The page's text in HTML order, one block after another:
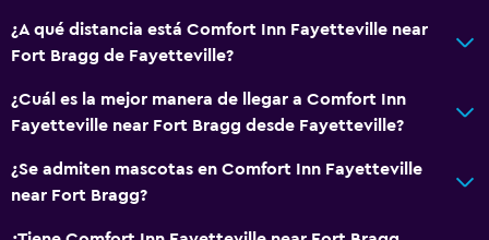
Sistema de entretenimiento
Radio
TV de pantalla plana
TV por cable o vía satélite
TV
¿A qué distancia está Comfort Inn Fayetteville near
Fort Bragg de Fayetteville?
¿Cuál es la mejor manera de llegar a Comfort Inn
Fayetteville near Fort Bragg desde Fayetteville?
¿Se admiten mascotas en Comfort Inn Fayetteville
near Fort Bragg?